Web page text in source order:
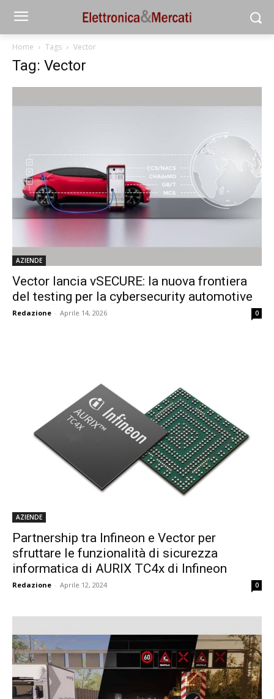
Home Tags Vector
Tag: Vector
AZIENDE
Vector lancia vSECURE: la nuova frontiera
del testing per la cybersecurity automotive
Redazione - Aprile 14, 2026 0
AZIENDE
Partnership tra Infineon e Vector per
sfruttare le funzionalità di sicurezza
informatica di AURIX TC4x di Infineon
Redazione - Aprile 12, 2024 0